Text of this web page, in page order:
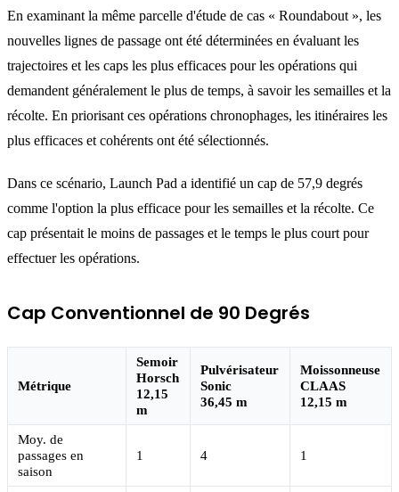
En examinant la même parcelle d'étude de cas « Roundabout », les
nouvelles lignes de passage ont été déterminées en évaluant les
trajectoires et les caps les plus efficaces pour les opérations qui
demandent généralement le plus de temps, à savoir les semailles et la
récolte. En priorisant ces opérations chronophages, les itinéraires les
plus efficaces et cohérents ont été sélectionnés.
Dans ce scénario, Launch Pad a identifié un cap de 57,9 degrés
comme l'option la plus efficace pour les semailles et la récolte. Ce
cap présentait le moins de passages et le temps le plus court pour
effectuer les opérations.
Cap Conventionnel de 90 Degrés
Métrique
Semoir
Horsch
12,15
m
Pulvérisateur
Sonic
36,45 m
Moissonneuse
CLAAS
12,15 m
Moy. de
passages en
saison
1 4 1